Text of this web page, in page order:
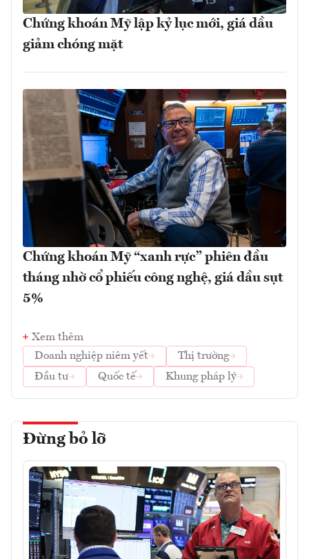
Chứng khoán Mỹ lập kỷ lục mới, giá dầu
giảm chóng mặt
Chứng khoán Mỹ “xanh rực” phiên đầu
tháng nhờ cổ phiếu công nghệ, giá dầu sụt
5%
Xem thêm
Doanh nghiệp niêm yết
Thị trường
Đầu tư
Quốc tế Khung pháp lý
Đừng bỏ lỡ